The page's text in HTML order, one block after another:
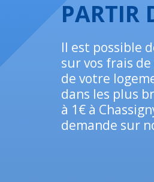
PARTIR
Il est possible
sur vos frais
de votre
dans les plus
à 1€ à
demande sur